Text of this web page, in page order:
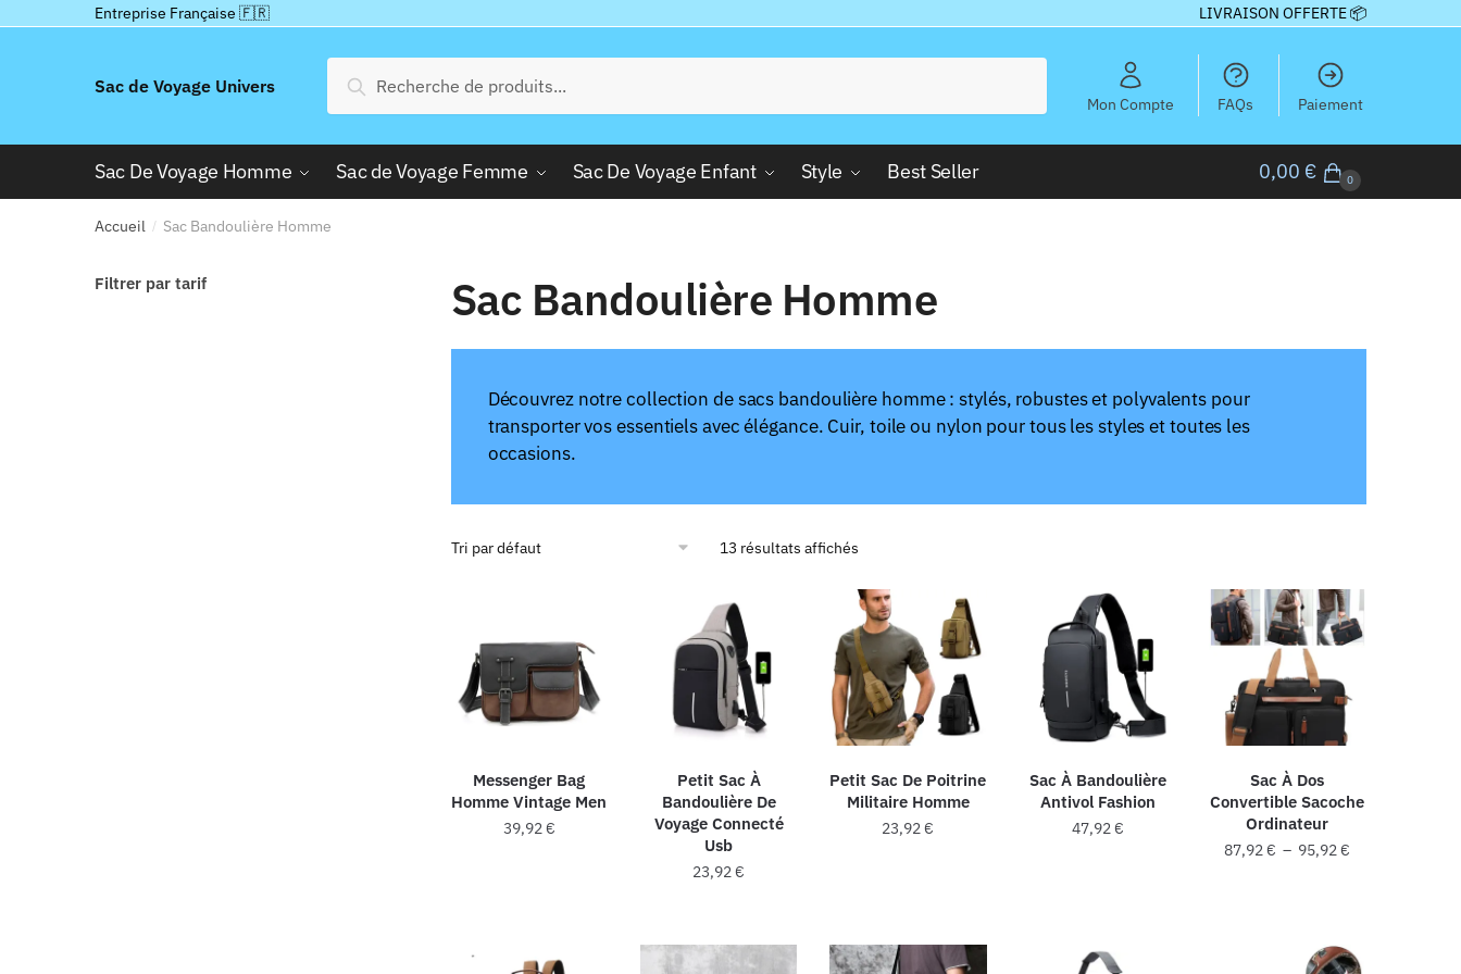
Entreprise Française 🇫🇷 LIVRAISON OFFERTE 📦
Sac de Voyage Univers
pour :
Recherche
Mon Compte FAQs Paiement
Sac De Voyage Homme Sac de Voyage Femme Sac De Voyage Enfant Style Best Seller 0,00 € 0
Accueil / Sac Bandoulière Homme
Sac Bandoulière Homme
Découvrez notre collection de sacs bandoulière homme : stylés, robustes et polyvalents pour
transporter vos essentiels avec élégance. Cuir, toile ou nylon pour tous les styles et toutes les
occasions.
13 résultats affichés
Messenger Bag
Homme Vintage Men
39,92€
Petit Sac À
Bandoulière De
Voyage Connecté
Usb
23,92€
produit
Petit Sac De Poitrine
Militaire Homme
23,92€
plusieurs
Sac À Bandoulière
Antivol Fashion
47,92€
plusieurs
Sac À Dos
Convertible Sacoche
Ordinateur
87,92€ – 95,92€Plage
95,92 €
Filtrer par tarif